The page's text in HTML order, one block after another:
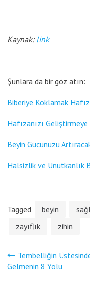
Kaynak: link
Şunlara da bir göz atın:
Biberiye Koklamak
Hafızanızı
Beyin Gücünüzü
Halsizlik ve Unutkanlık
Tagged beyin
zayıflık
zihin
Yazı
gezinmesi
Tembelliğin
Gelmenin 8 Yolu